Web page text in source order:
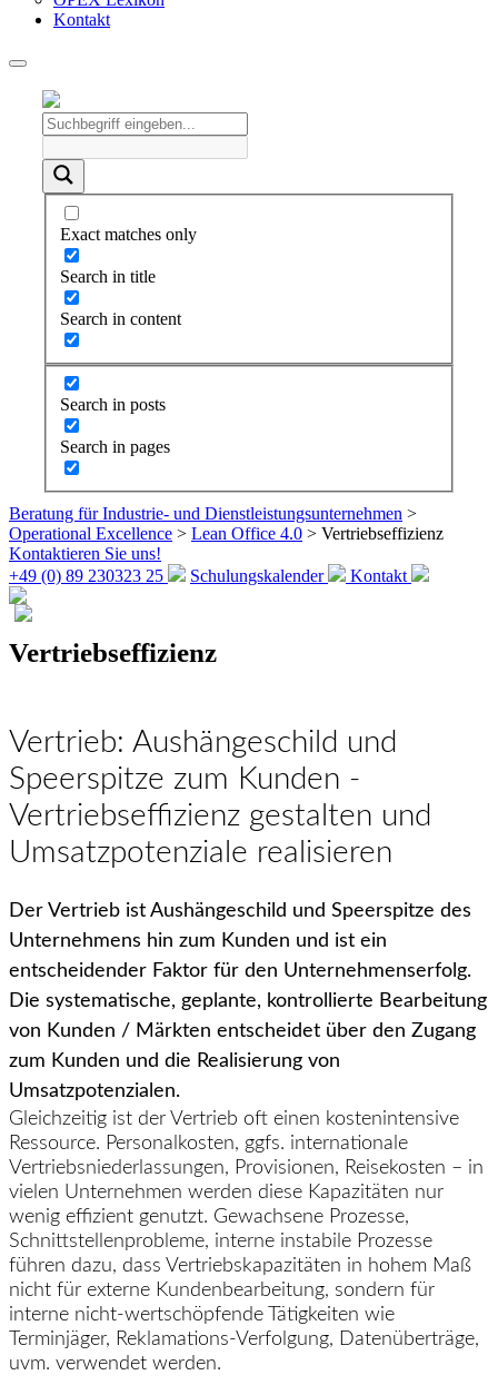
Kontakt
Exact matches only
Search in title
Search in content
Search in posts
Search in pages
Beratung für Industrie- und Dienstleistungsunternehmen >
Operational Excellence > Lean Office 4.0 > Vertriebseffizienz
Kontaktieren Sie uns!
+49 (0) 89 230323 25
Schulungskalender Kontakt
Vertriebseffizienz
Vertrieb: Aushängeschild und
Speerspitze zum Kunden -
Vertriebseffizienz gestalten und
Umsatzpotenziale realisieren
Der Vertrieb ist Aushängeschild und Speerspitze des
Unternehmens hin zum Kunden und ist ein
entscheidender Faktor für den Unternehmenserfolg.
Die systematische, geplante, kontrollierte Bearbeitung
von Kunden / Märkten entscheidet über den Zugang
zum Kunden und die Realisierung von
Umsatzpotenzialen.
Gleichzeitig ist der Vertrieb oft einen kostenintensive
Ressource. Personalkosten, ggfs. internationale
Vertriebsniederlassungen, Provisionen, Reisekosten – in
vielen Unternehmen werden diese Kapazitäten nur
wenig effizient genutzt. Gewachsene Prozesse,
Schnittstellenprobleme, interne instabile Prozesse
führen dazu, dass Vertriebskapazitäten in hohem Maß
nicht für externe Kundenbearbeitung, sondern für
interne nicht-wertschöpfende Tätigkeiten wie
Terminjäger, Reklamations-Verfolgung, Datenüberträge,
uvm. verwendet werden.